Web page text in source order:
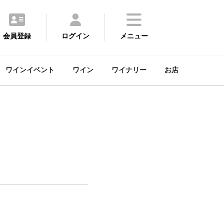
会員登録 ログイン メニュー
ワインイベント ワイン ワイナリー お店